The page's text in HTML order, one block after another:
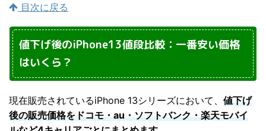
目次に戻る
値下げ後のiPhone13値段比較：一番安い価格
はいくら？
現在販売されているiPhone 13シリーズにおいて、 値下げ
後の販売価格をドコモ・au・ソフトバンク・楽天モバイ